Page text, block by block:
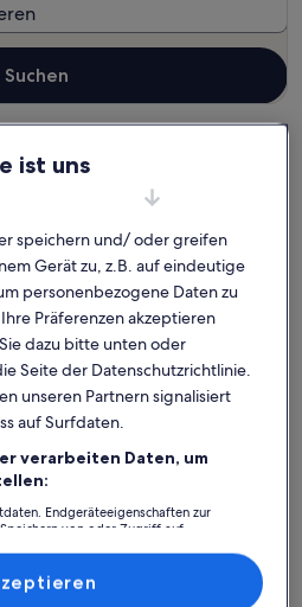
Suchen
Ferienunterkünfte in Dresden
Münzgasse Weitere
ist uns
speichern und/ oder greifen
Gerät zu, z.B. auf eindeutige
personenbezogene Daten zu
Präferenzen akzeptieren
dazu bitte unten oder
Seite der Datenschutzrichtlinie.
unseren Partnern signalisiert
auf Surfdaten.
verarbeiten Daten, um
Endgeräteeigenschaften zur
von oder Zugriff auf
und der Performance von Inhalten,
und Verbesserung von